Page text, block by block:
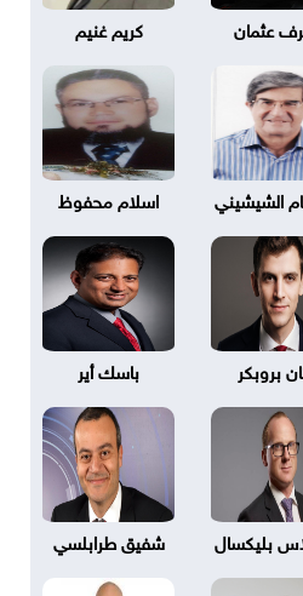
عثمان كريم غنيم
الشيشيني اسلام محفوظ
بروبكر باسك أير
بليكسال شفيق طرابلسي